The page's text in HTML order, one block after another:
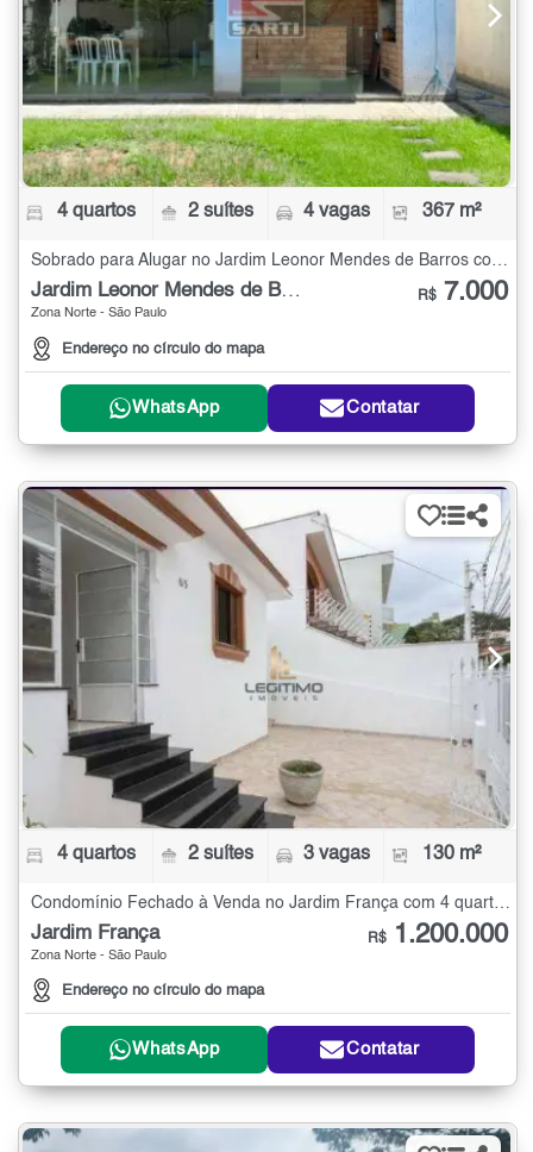
4 quartos 2 suítes 4 vagas 367 m²
Sobrado para Alugar no Jardim Leonor Mendes de Barros com 4 quartos - 367 m²
Jardim Leonor Mendes de Barros
Zona Norte - São Paulo
Endereço no círculo do mapa
R$ 7.000
WhatsApp Contatar
4 quartos 2 suítes 3 vagas 130 m²
Jardim França
Zona Norte - São Paulo
Endereço no círculo do mapa
R$ 1.200.000
WhatsApp Contatar